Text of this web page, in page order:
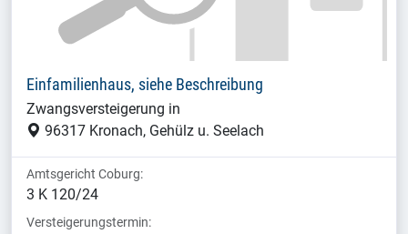
Einfamilienhaus, siehe Beschreibung
Zwangsversteigerung in
96317 Kronach, Gehülz u. Seelach
Amtsgericht Coburg:
3 K 120/24
Versteigerungstermin: